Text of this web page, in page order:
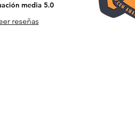
reseñas
media 5.0